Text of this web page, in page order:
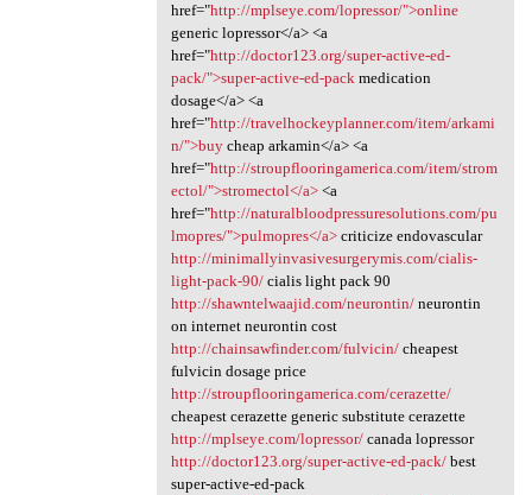
href="http://mplseye.com/lopressor/">online
generic lopressor</a> <a
href="http://doctor123.org/super-active-ed-
pack/">super-active-ed-packmedication
dosage</a> <a
href="http://travelhockeyplanner.com/item/arkami
n/">buycheap arkamin</a> <a
href="http://stroupflooringamerica.com/item/strom
ectol/">stromectol</a><a
href="http://naturalbloodpressuresolutions.com/pu
lmopres/">pulmopres</a>criticize endovascular
http://minimallyinvasivesurgerymis.com/cialis-
light-pack-90/cialis light pack 90
http://shawntelwaajid.com/neurontin/neurontin
on internet neurontin cost
http://chainsawfinder.com/fulvicin/cheapest
fulvicin dosage price
http://stroupflooringamerica.com/cerazette/
cheapest cerazette generic substitute cerazette
http://mplseye.com/lopressor/canada lopressor
http://doctor123.org/super-active-ed-pack/best
super-active-ed-pack